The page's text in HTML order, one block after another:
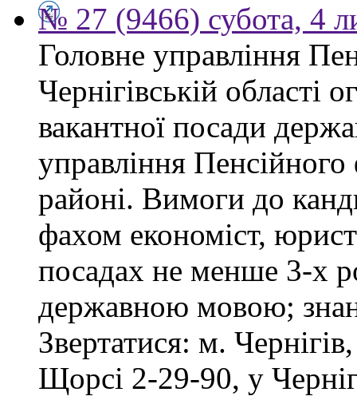
№ 27 (9466) субота, 4
Головне управління
Чернігівській області
вакантної посади
управління
районі. Вимоги до
фахом економіст,
посадах не менше 3-х
державною мовою;
Звертатися: м.
Щорсі 2-29-90, у